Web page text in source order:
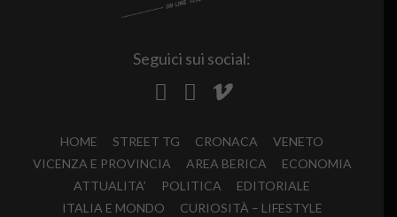
Seguici sui social:
HOME STREET TG CRONACA
VENETO
VICENZA E PROVINCIA
AREA BERICA
ECONOMIA
ATTUALITA’
POLITICA
EDITORIALE
ITALIA E MONDO
CURIOSITÀ – LIFESTYLE